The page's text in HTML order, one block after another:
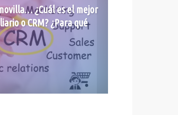
¿Cuál es el mejor
o CRM? ¿Para qué